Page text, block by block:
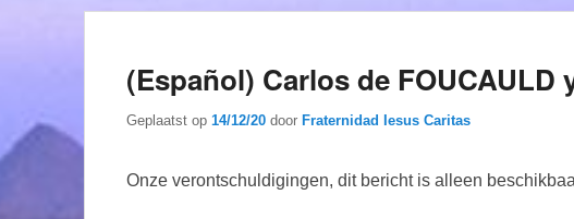
(Español) Carlos de FOUCAULD
Geplaatst op 14/12/20 door Fraternidad Iesus Caritas
Onze verontschuldigingen, dit bericht is alleen